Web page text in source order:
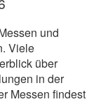
und
Viele
über
in der
Messen findest